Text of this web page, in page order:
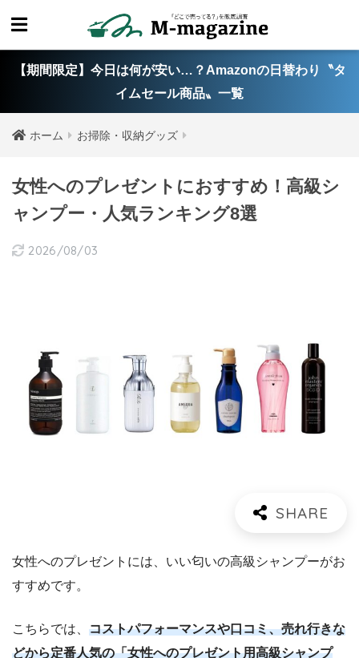
【期間限定】今日は何が安い…？Amazonの日替わり〝タ
イムセール商品〟一覧
ホーム お掃除・収納グッズ
女性へのプレゼントにおすすめ！高級シ
ャンプー・人気ランキング8選
2026/08/03
女性へのプレゼントには、いい匂いの高級シャンプーがお
すすめです。
こちらでは、 コストパフォーマンスや口コミ、売れ行きな
どから定番人気の「女性へのプレゼント用高級シャンプ